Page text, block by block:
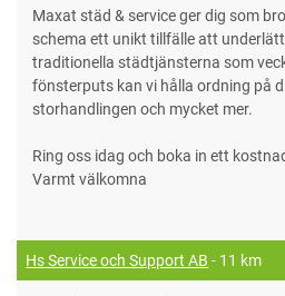
Maxat städ & service ger dig som
schema ett unikt tillfälle att
traditionella städtjänsterna som
fönsterputs kan vi hålla ordning på
storhandlingen och mycket mer.
Ring oss idag och boka in ett
Varmt välkomna
Hs Service och Support AB - 11 km